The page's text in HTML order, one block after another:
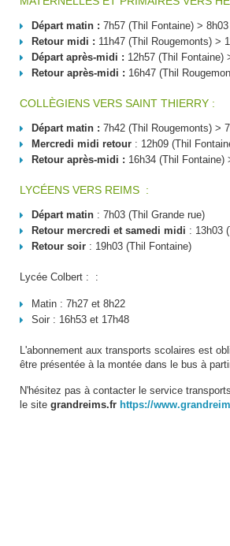
Départ matin : 7h57 (Thil Fontaine) >
Retour midi : 11h47 (Thil Rougemonts) >
Départ après-midi : 12h57 (Thil Fontaine)
Retour après-midi : 16h47 (Thil
COLLÈGIENS VERS SAINT THIERRY :
Départ matin : 7h42 (Thil Rougemonts) >
Mercredi midi retour : 12h09 (Thil
Retour après-midi : 16h34 (Thil
LYCÉENS VERS REIMS :
Départ matin : 7h03 (Thil Grande rue)
Retour mercredi et samedi midi : 13h03
Retour soir : 19h03 (Thil Fontaine)
Lycée Colbert : :
Matin : 7h27 et 8h22
Soir : 16h53 et 17h48
L'abonnement aux transports scolaires est
être présentée à la montée dans le bus à
N'hésitez pas à contacter le service
le site grandreims.fr https://